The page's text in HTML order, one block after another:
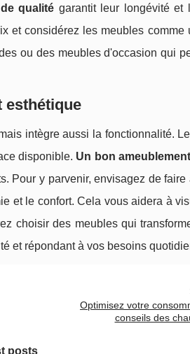
qualité garantit leur longévité et
et considérez les meubles comme
ou des meubles d'occasion qui
esthétique
intègre aussi la fonctionnalité.
disponible. Un bon ameublement
Pour y parvenir, envisagez de faire
et le confort. Cela vous aidera à
choisir des meubles qui
et répondant à vos besoins
Optimisez votre
conseils des
posts